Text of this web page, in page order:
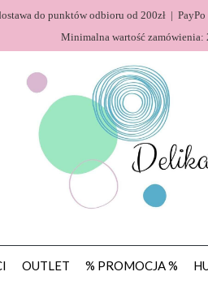
do punktów odbioru od 200zł | PayPo
Minimalna wartość zamówienia:
OUTLET % PROMOCJA %